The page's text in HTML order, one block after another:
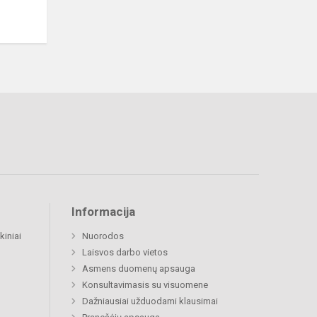
Informacija
Nuorodos
Laisvos darbo vietos
Asmens duomenų apsauga
Konsultavimasis su visuomene
Dažniausiai užduodami klausimai